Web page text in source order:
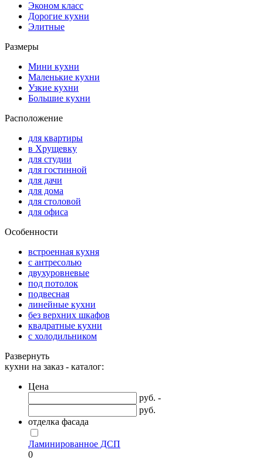
Эконом класс
Дорогие кухни
Элитные
Размеры
Мини кухни
Маленькие кухни
Узкие кухни
Большие кухни
Расположение
для квартиры
в Хрущевку
для студии
для гостинной
для дачи
для дома
для столовой
для офиса
Особенности
встроенная кухня
с антресолью
двухуровневые
под потолок
подвесная
линейные кухни
без верхних шкафов
квадратные кухни
с холодильником
Развернуть
кухни на заказ - каталог:
Цена
руб. -
руб.
отделка фасада
Ламинированное ДСП
0